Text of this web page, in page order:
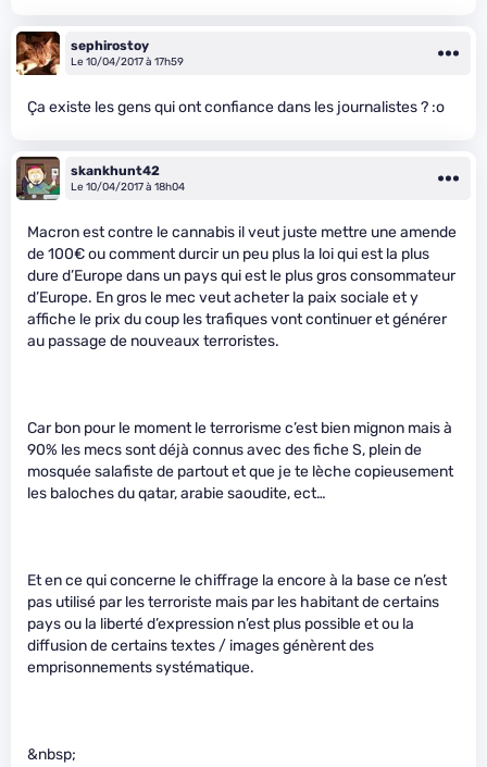
sephirostoy
Le 10/04/2017 à 17h59
Ça existe les gens qui ont confiance dans les journalistes ? :o
skankhunt42
Le 10/04/2017 à 18h04
Macron est contre le cannabis il veut juste mettre une amende
de 100€ ou comment durcir un peu plus la loi qui est la plus
dure d’Europe dans un pays qui est le plus gros consommateur
d’Europe. En gros le mec veut acheter la paix sociale et y
affiche le prix du coup les trafiques vont continuer et générer
au passage de nouveaux terroristes.
Car bon pour le moment le terrorisme c’est bien mignon mais à
90% les mecs sont déjà connus avec des fiche S, plein de
mosquée salafiste de partout et que je te lèche copieusement
les baloches du qatar, arabie saoudite, ect…
Et en ce qui concerne le chiffrage la encore à la base ce n’est
pas utilisé par les terroriste mais par les habitant de certains
pays ou la liberté d’expression n’est plus possible et ou la
diffusion de certains textes / images génèrent des
emprisonnements systématique.
&nbsp;